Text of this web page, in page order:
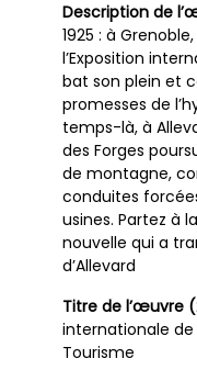
Description de
1925 : à
l’Exposition
bat son plein et
promesses de
temps-là, à
des Forges
de montagne,
conduites
usines. Partez à
nouvelle qui a
d’Allevard
Titre de l’œuvre
internationale de
Tourisme